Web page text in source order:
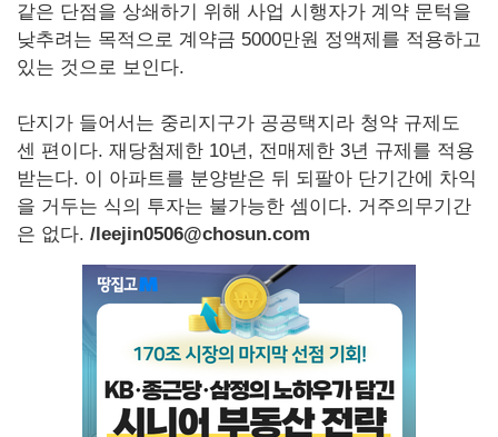
같은 단점을 상쇄하기 위해 사업 시행자가 계약 문턱을
낮추려는 목적으로 계약금 5000만원 정액제를 적용하고
있는 것으로 보인다.
단지가 들어서는 중리지구가 공공택지라 청약 규제도
센 편이다. 재당첨제한 10년, 전매제한 3년 규제를 적용
받는다. 이 아파트를 분양받은 뒤 되팔아 단기간에 차익
을 거두는 식의 투자는 불가능한 셈이다. 거주의무기간
은 없다. /leejin0506@chosun.com